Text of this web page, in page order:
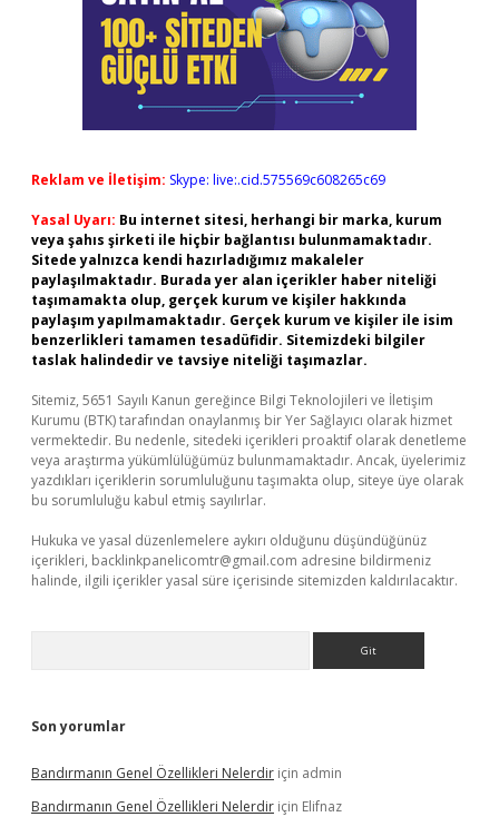
Reklam ve İletişim: Skype: live:.cid.575569c608265c69
Yasal Uyarı: Bu internet sitesi, herhangi bir marka, kurum
veya şahıs şirketi ile hiçbir bağlantısı bulunmamaktadır.
Sitede yalnızca kendi hazırladığımız makaleler
paylaşılmaktadır. Burada yer alan içerikler haber niteliği
taşımamakta olup, gerçek kurum ve kişiler hakkında
paylaşım yapılmamaktadır. Gerçek kurum ve kişiler ile isim
benzerlikleri tamamen tesadüfidir. Sitemizdeki bilgiler
taslak halindedir ve tavsiye niteliği taşımazlar.
Sitemiz, 5651 Sayılı Kanun gereğince Bilgi Teknolojileri ve İletişim
Kurumu (BTK) tarafından onaylanmış bir Yer Sağlayıcı olarak hizmet
vermektedir. Bu nedenle, sitedeki içerikleri proaktif olarak denetleme
veya araştırma yükümlülüğümüz bulunmamaktadır. Ancak, üyelerimiz
yazdıkları içeriklerin sorumluluğunu taşımakta olup, siteye üye olarak
bu sorumluluğu kabul etmiş sayılırlar.
Hukuka ve yasal düzenlemelere aykırı olduğunu düşündüğünüz
içerikleri, backlinkpanelicomtr@gmail.com adresine bildirmeniz
halinde, ilgili içerikler yasal süre içerisinde sitemizden kaldırılacaktır.
Son yorumlar
Bandırmanın Genel Özellikleri Nelerdir için admin
Bandırmanın Genel Özellikleri Nelerdir için Elifnaz